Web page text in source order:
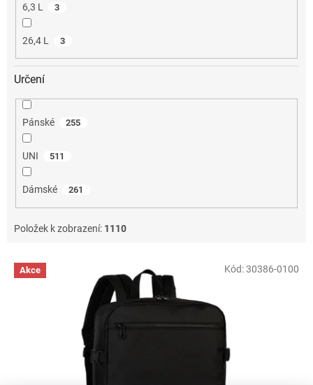
6,3 L 3
26,4 L 3
Určení
Pánské 255
UNI 511
Dámské 261
Položek k zobrazení: 1110
V Akce Kód:30386-0100